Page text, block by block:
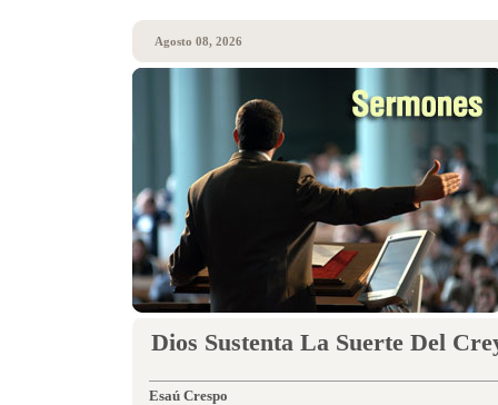
Agosto 08, 2026
Dios Sustenta La Suerte Del
Esaú Crespo